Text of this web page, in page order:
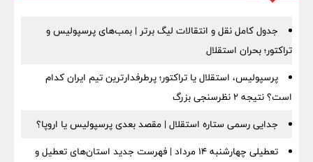
جدول کامل نقل و انتقالات لیگ برتر | بمب‌های پرسپولیس و
تراکتور؛ بحران استقلال
پرسپولیس، استقلال یا تراکتور؛ پرطرفدارترین تیم ایران کدام
است؟ نتیجه ۲ نظرسنجی بزرگ
جدایی رسمی ستاره استقلال | مقصد بعدی پرسپولیس یا اروپا؟
تعطیلی چهارشنبه ۱۴ مرداد | فهرست جدید استان‌های تعطیل و